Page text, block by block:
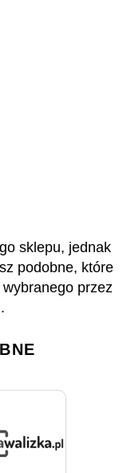
sklepu, jednak
podobne, które
przez